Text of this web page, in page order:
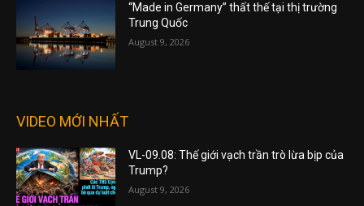
“Made in Germany” thất thế tại thị trường
Trung Quốc
August 9, 2026
VIDEO MỚI NHẤT
VL-09.08: Thế giới vạch trần trò lừa bịp của
Trump?
August 9, 2026